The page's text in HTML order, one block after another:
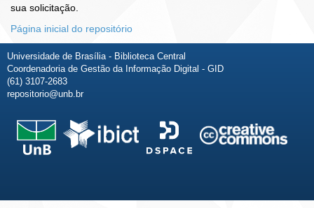
sua solicitação.
Página inicial do repositório
Universidade de Brasília - Biblioteca Central
Coordenadoria de Gestão da Informação Digital - GID
(61) 3107-2683
repositorio@unb.br